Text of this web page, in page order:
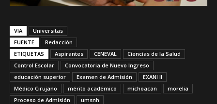
VIA
Universitas
FUENTE
Redacción
ETIQUETAS
Aspirantes CENEVAL
Ciencias de la Salud
Control Escolar
Convocatoria de Nuevo Ingreso
educación superior
Examen de Admisión
EXANI II
Médico Cirujano
mérito académico michoacan
morelia
Proceso de Admisión
umsnh